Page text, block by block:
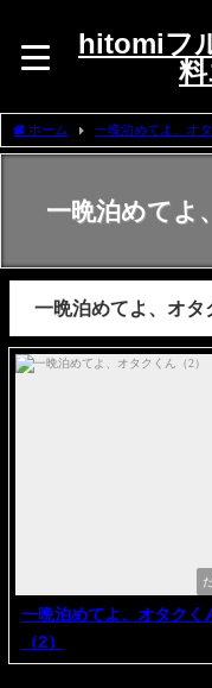
hitomiフ
料
ホーム 一晩泊めてよ、オ
一晩泊めてよ
一晩泊めてよ、オタ
一晩泊めてよ、オタクく
（2）